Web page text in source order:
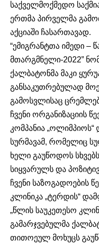
საქველმოქმედო
ერთმა პირველმა
აქციაში ჩასართავად.
“ემიგრანტთა იმედი –
მთარგმნელი-2022”
ქალბატონმა მაკი
განსაკუთრებულად
გამოსვლისაც
ჩვენი ორგანიზაციის
კომპანია
სურმავამ, რომელიც
ხელი გაუწოდოს
სიყვარულს და
ჩვენი საზოგადოების
კლინიკა „ტერდის“
„წლის საუკეთესო
გამარჯვებულმა
თითოეულ მოხუცს